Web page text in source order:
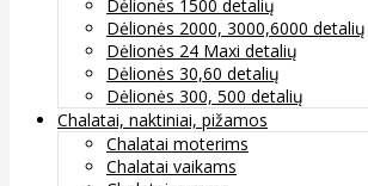
Dėlionės 1500 detalių
Dėlionės 2000, 3000,6000 detalių
Dėlionės 24 Maxi detalių
Dėlionės 30,60 detalių
Dėlionės 300, 500 detalių
Chalatai, naktiniai, pižamos
Chalatai moterims
Chalatai vaikams